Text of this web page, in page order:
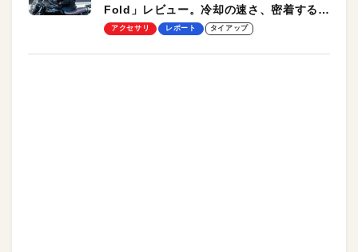
Fold」レビュー。冷却の速さ、密着する冷
却プレート、シンプルな操作性がグッド！
アクセサリ レポート タイアップ